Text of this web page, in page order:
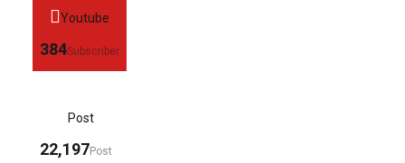
Youtube
384Subscriber
Post
22,197Post